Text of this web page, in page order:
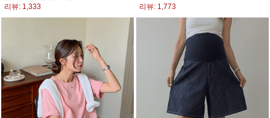
리뷰: 1,333 리뷰: 1,773